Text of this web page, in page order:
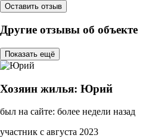
Оставить отзыв
Другие отзывы об объекте
Показать ещё
Хозяин жилья: Юрий
был на сайте: более недели назад
участник с августа 2023